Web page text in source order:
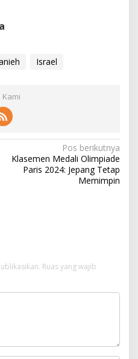
Israel
Kami
Pos berikutnya
Klasemen Medali Olimpiade
Paris 2024: Jepang Tetap
Memimpin
Ruas yang wajib